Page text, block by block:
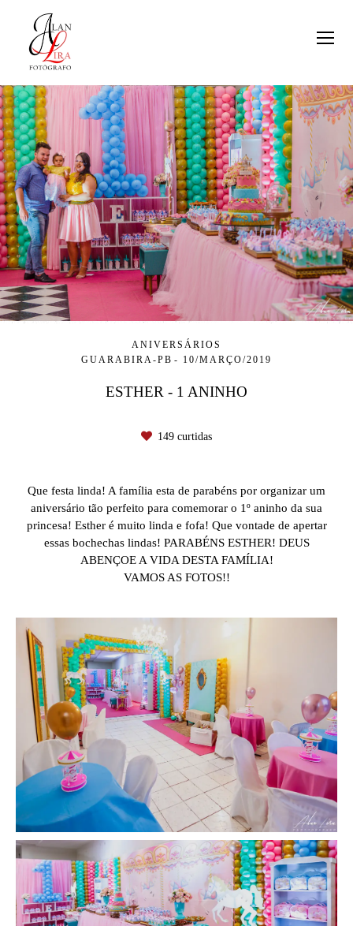
ANIVERSÁRIOS
GUARABIRA-PB
10/MARÇO/2019
ESTHER - 1 ANINHO
149 curtidas
Que festa linda! A família esta de parabéns por organizar um
aniversário tão perfeito para comemorar o 1º aninho da sua
princesa! Esther é muito linda e fofa! Que vontade de apertar
essas bochechas lindas! PARABÉNS ESTHER! DEUS
ABENÇOE A VIDA DESTA FAMÍLIA!
VAMOS AS FOTOS!!